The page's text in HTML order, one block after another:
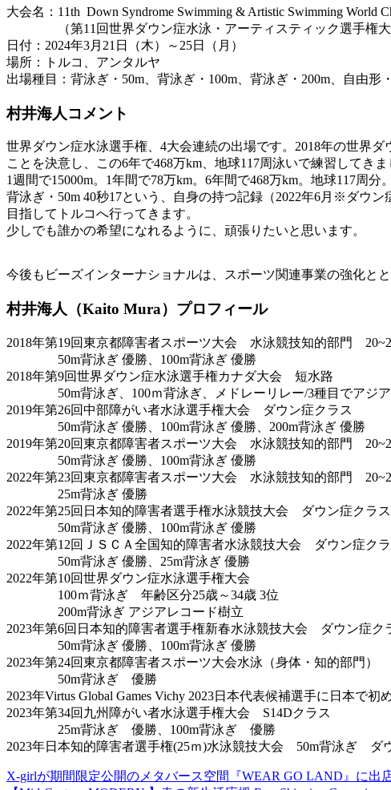
大会名：11th Down Syndrome Swimming & Artistic Swimming World
（第11回世界ダウン症水泳・アーティスティック選手権大
日付：2024年3月21日（木）～25日（月）
場所：トルコ、アンタルヤ
出場種目：背泳ぎ・50m、背泳ぎ・100m、背泳ぎ・200m、自由形
村井海人コメント
世界ダウン症水泳選手権、4大会連続の出場です。2018年の世界
ことを決意し、この6年で468万km、地球117周泳いで練習してきま
1週間で15000m。1年間で78万km。6年間で468万km。地球117周分。
背泳ぎ・50m 40秒17という、自身の持つ記録（2022年6月※ダウ
目指してトルコへ行ってきます。
少しでも誰かの希望になれるように、頑張りたいと思います。
今後もビーズインターナショナルは、スポーツ関連事業の強化と
村井海人（Kaito Mura）プロフィール
2018年第19回東京都障害者スポーツ大会 水泳競技知的部門
50m背泳ぎ 優勝、100m背泳ぎ 優勝
2018年第9回世界ダウン症水泳選手権カナダ大会 短水路
50m背泳ぎ、100ｍ背泳ぎ、メドレーリレー/3種目でアジア
2019年第26回中部障がい者水泳選手権大会 ダウン症クラス
50m背泳ぎ 優勝、100m背泳ぎ 優勝、200m背泳ぎ 優勝
2019年第20回東京都障害者スポーツ大会 水泳競技知的部門
50m背泳ぎ 優勝、100m背泳ぎ 優勝
2022年第23回東京都障害者スポーツ大会 水泳競技知的部門
25m背泳ぎ 優勝
2022年第25回日本知的障害者選手権水泳競技大会 ダウン症クラス
50m背泳ぎ 優勝、100m背泳ぎ 優勝
2022年第12回ＪＳＣＡ全国知的障害者水泳競技大会 ダウン症ク
50m背泳ぎ 優勝、25m背泳ぎ 優勝
2022年第10回世界ダウン症水泳選手権大会
100ｍ背泳ぎ 年齢区分25歳～34歳 3位
200m背泳ぎ アジアレコード樹立
2023年第6回日本知的障害者選手権新春水泳競技大会 ダウン症
50m背泳ぎ 優勝、100m背泳ぎ 優勝
2023年第24回東京都障害者スポーツ大会水泳（身体・知的部門）
50m背泳ぎ 優勝
2023年Virtus Global Games Vichy 2023日本代表候補選手に日本で
2023年第34回九州障がい者水泳選手権大会 S14Dクラス
25m背泳ぎ 優勝、100m背泳ぎ 優勝
2023年日本知的障害者選手権(25ｍ)水泳競技大会 50m背泳ぎ
X-girlが期間限定公開のメタバース空間『WEAR GO LAND』に出